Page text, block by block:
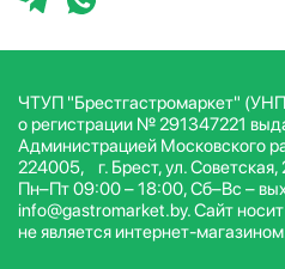
ЧТУП "Брестгастромаркет"
о регистрации № 291347221
Администрацией Московского
224005, г. Брест, ул.
Пн–Пт 09:00 – 18:00, Сб–Вс –
info@gastromarket.by. Сайт
не является интернет-